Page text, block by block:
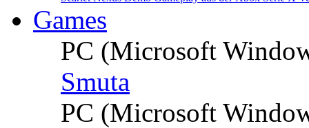
Games
PC (Microsoft
Smuta
PC (Microsoft